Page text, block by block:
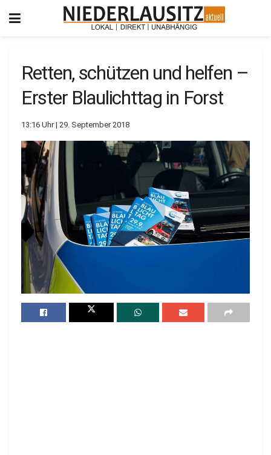
Retten, schützen und helfen –
Erster Blaulichttag in Forst
13:16 Uhr | 29. September 2018